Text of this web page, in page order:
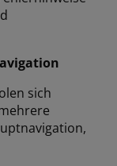
sich